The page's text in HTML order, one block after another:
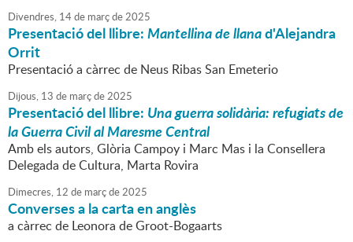
Divendres, 14de marçde2025
Presentació del llibre:Mantellina de llanad'Alejandra
Orrit
Presentació a càrrec de Neus Ribas San Emeterio
Dijous, 13 de marçde2025
Presentació del llibre: Una guerra solidària: refugiats de
la Guerra Civil al Maresme Central
Amb els autors, Glòria Campoy i Marc Mas i la Consellera
Delegada de Cultura, Marta Rovira
Dimecres, 12 de marçde2025
Converses a la carta en anglès
a càrrec de Leonora de Groot-Bogaarts